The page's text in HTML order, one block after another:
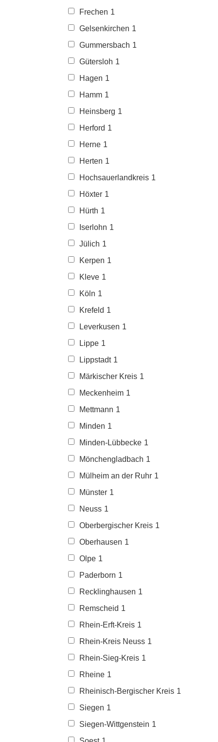
Frechen 1
Gelsenkirchen 1
Gummersbach 1
Gütersloh 1
Hagen 1
Hamm 1
Heinsberg 1
Herford 1
Herne 1
Herten 1
Hochsauerlandkreis 1
Höxter 1
Hürth 1
Iserlohn 1
Jülich 1
Kerpen 1
Kleve 1
Köln 1
Krefeld 1
Leverkusen 1
Lippe 1
Lippstadt 1
Märkischer Kreis 1
Meckenheim 1
Mettmann 1
Minden 1
Minden-Lübbecke 1
Mönchengladbach 1
Mülheim an der Ruhr 1
Münster 1
Neuss 1
Oberbergischer Kreis 1
Oberhausen 1
Olpe 1
Paderborn 1
Recklinghausen 1
Remscheid 1
Rhein-Erft-Kreis 1
Rhein-Kreis Neuss 1
Rhein-Sieg-Kreis 1
Rheine 1
Rheinisch-Bergischer Kreis 1
Siegen 1
Siegen-Wittgenstein 1